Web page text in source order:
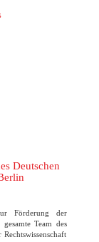
Deutschen
Förderung der
Team des